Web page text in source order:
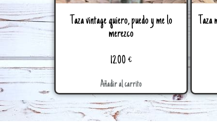
Taza vintage quiero, puedo y me lo
merezco
12.00€
Añadir al carrito
Taza